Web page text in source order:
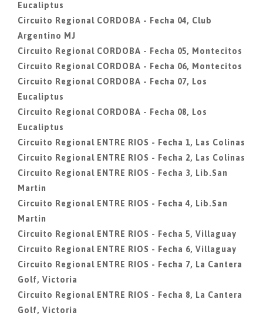
Eucaliptus
Circuito Regional CORDOBA - Fecha 04, Club
Argentino MJ
Circuito Regional CORDOBA - Fecha 05, Montecitos
Circuito Regional CORDOBA - Fecha 06, Montecitos
Circuito Regional CORDOBA - Fecha 07, Los
Eucaliptus
Circuito Regional CORDOBA - Fecha 08, Los
Eucaliptus
Circuito Regional ENTRE RIOS - Fecha 1, Las Colinas
Circuito Regional ENTRE RIOS - Fecha 2, Las Colinas
Circuito Regional ENTRE RIOS - Fecha 3, Lib.San
Martin
Circuito Regional ENTRE RIOS - Fecha 4, Lib.San
Martin
Circuito Regional ENTRE RIOS - Fecha 5, Villaguay
Circuito Regional ENTRE RIOS - Fecha 6, Villaguay
Circuito Regional ENTRE RIOS - Fecha 7, La Cantera
Golf, Victoria
Circuito Regional ENTRE RIOS - Fecha 8, La Cantera
Golf, Victoria